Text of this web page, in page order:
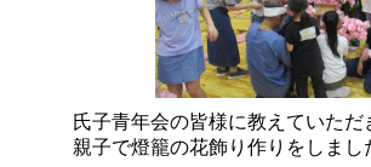
氏子青年会の皆様に教えていただ
親子で燈籠の花飾り作りをしまし